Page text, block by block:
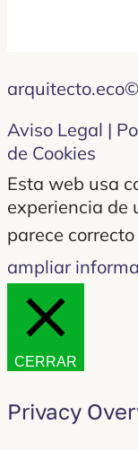
Aviso Legal |
de Cookies
Esta web usa
experiencia de
parece
ampliar
CERRAR
Privacy